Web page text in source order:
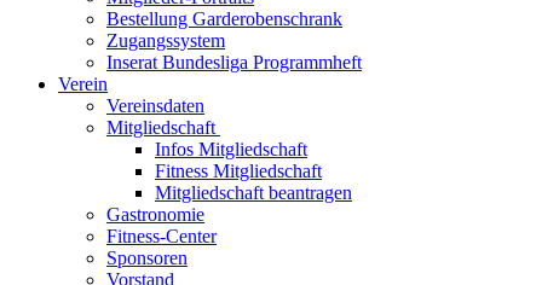
Bestellung Garderobenschrank
Zugangssystem
Inserat Bundesliga Programmheft
Verein
Vereinsdaten
Mitgliedschaft
Infos Mitgliedschaft
Fitness Mitgliedschaft
Mitgliedschaft beantragen
Gastronomie
Fitness-Center
Sponsoren
Vorstand